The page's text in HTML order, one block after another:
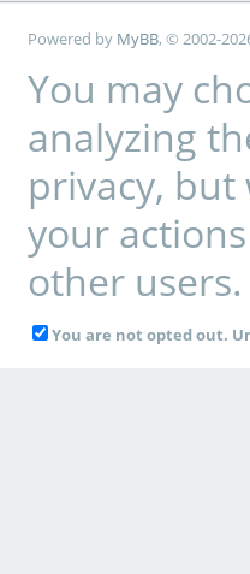
Powered by MyBB, © 2002-
You may
analyzing
privacy,
your
other users.
You are not opted out.